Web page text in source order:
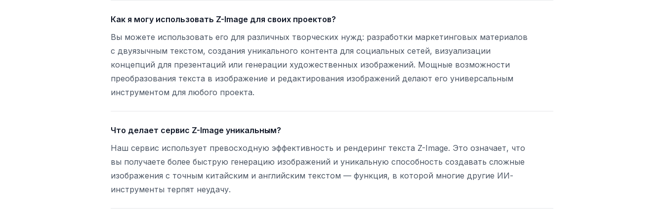
Как я могу использовать Z-Image для своих проектов?
Вы можете использовать его для различных творческих нужд: разработки маркетинговых материалов
с двуязычным текстом, создания уникального контента для социальных сетей, визуализации
концепций для презентаций или генерации художественных изображений. Мощные возможности
преобразования текста в изображение и редактирования изображений делают его универсальным
инструментом для любого проекта.
Что делает сервис Z-Image уникальным?
Наш сервис использует превосходную эффективность и рендеринг текста Z-Image. Это означает, что
вы получаете более быструю генерацию изображений и уникальную способность создавать сложные
изображения с точным китайским и английским текстом — функция, в которой многие другие ИИ-
инструменты терпят неудачу.